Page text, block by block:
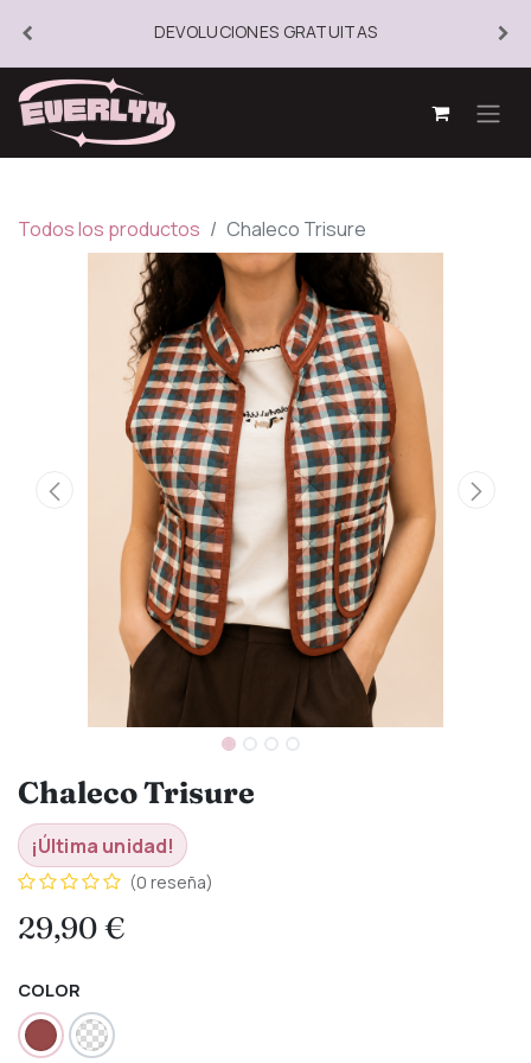
DEVOLUCIONES GRATUITAS
Todos los productos Chaleco Trisure
Chaleco Trisure
¡Última unidad!
(0 reseña)
29,90€
COLOR